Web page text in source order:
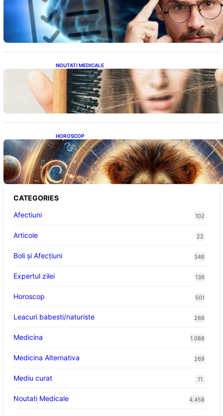
Inteligența dincolo de note: Semnele unui IQ
ridicat care nu țin de școală
NOUTATI MEDICALE
Semnele unei deficiențe de proteine:
Impactul asupra sănătății tale
HOROSCOP
Portalul Leului 8/8: Oportunități de
Abundență pentru Cinci Zodii în 2026
CATEGORIES
Afectiuni
102
Articole 22
Boli și Afecțiuni 346
Expertul zilei 139
Horoscop 501
Leacuri babesti/naturiste 266
Medicina 1.088
Medicina Alternativa 269
Mediu curat 11
Noutati Medicale 4.458